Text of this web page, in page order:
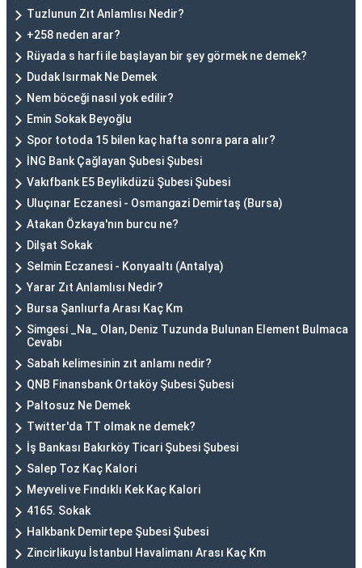
Tuzlunun Zıt Anlamlısı Nedir?
+258 neden arar?
Rüyada s harfi ile başlayan bir şey görmek ne demek?
Dudak Isırmak Ne Demek
Nem böceği nasıl yok edilir?
Emin Sokak Beyoğlu
Spor totoda 15 bilen kaç hafta sonra para alır?
İNG Bank Çağlayan Şubesi Şubesi
Vakıfbank E5 Beylikdüzü Şubesi Şubesi
Uluçınar Eczanesi - Osmangazi Demirtaş (Bursa)
Atakan Özkaya'nın burcu ne?
Dilşat Sokak
Selmin Eczanesi - Konyaaltı (Antalya)
Yarar Zıt Anlamlısı Nedir?
Bursa Şanlıurfa Arası Kaç Km
Simgesi _Na_ Olan, Deniz Tuzunda Bulunan Element Bulmaca
Cevabı
Sabah kelimesinin zıt anlamı nedir?
QNB Finansbank Ortaköy Şubesi Şubesi
Paltosuz Ne Demek
Twitter'da TT olmak ne demek?
İş Bankası Bakırköy Ticari Şubesi Şubesi
Salep Toz Kaç Kalori
Meyveli ve Fındıklı Kek Kaç Kalori
4165. Sokak
Halkbank Demirtepe Şubesi Şubesi
Zincirlikuyu İstanbul Havalimanı Arası Kaç Km